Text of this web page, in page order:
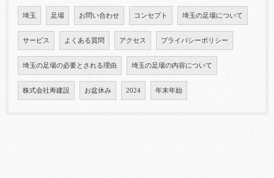
埼玉 足場 お問い合わせ コンセプト 埼玉の足場について
サービス よくある質問 アクセス プライバシーポリシー
埼玉の足場の必要とされる理由 埼玉の足場の内容について
株式会社寿建設 お盆休み 2024 年末年始